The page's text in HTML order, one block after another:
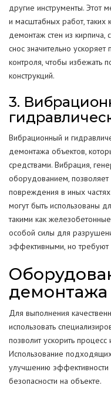
другие инструменты. Этот
и масштабных работ, таких
демонтаж стен из кирпича,
снос значительно
контроля, чтобы избежать
конструкций.
3.
Вибрационный и
демонтажа объектов,
средствами. Вибрация,
оборудованием,
повреждения в иных частях
могут быть использованы
такими как
особой силы для
эффективными, но требуют
демонтажа
Для выполнения
использовать
позволит ускорить
Использование
улучшению
безопасности на объекте.